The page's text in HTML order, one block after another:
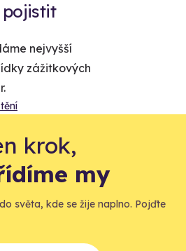
pojistit
nejvyšší
zážitkových
krok,
my
světa, kde se žije naplno. Pojďte